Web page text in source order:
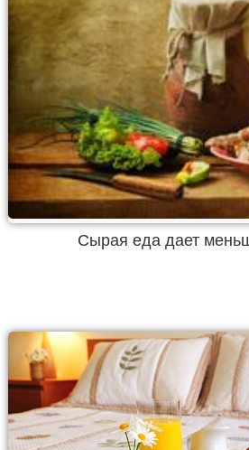
Сырая еда дает